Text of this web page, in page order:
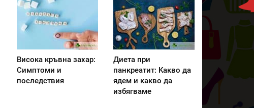
Висока кръвна захар:
Симптоми и
последствия
Диета при
панкреатит: Kакво да
ядем и какво да
избягваме